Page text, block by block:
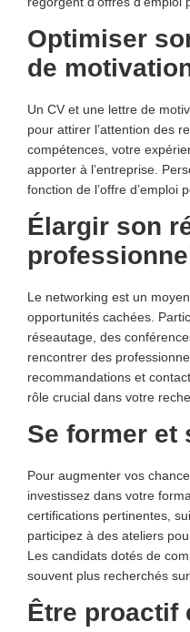
Optimiser
de
Un CV et une lettre de
pour attirer l’attention des
compétences, votre
apporter à l’entreprise.
fonction de l’offre d’emploi
Élargir son
Le networking est un
opportunités cachées.
réseautage, des
rencontrer des
recommandations et
rôle crucial dans votre
Se former et
Pour augmenter vos
investissez dans votre
certifications pertinentes,
participez à des ateliers
Les candidats dotés de
souvent plus recherchés
Être proactif